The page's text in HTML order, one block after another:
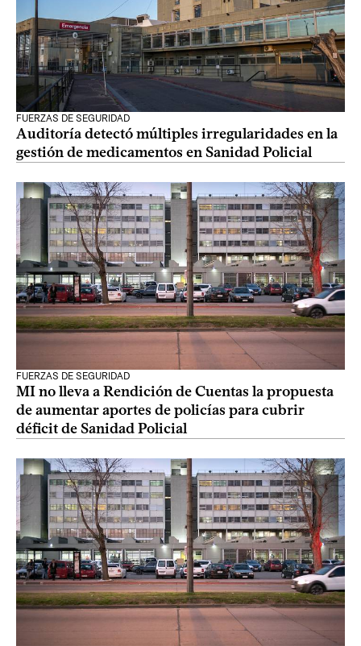
FUERZAS DE SEGURIDAD
Auditoría detectó múltiples irregularidades en la
gestión de medicamentos en Sanidad Policial
FUERZAS DE SEGURIDAD
MI no lleva a Rendición de Cuentas la propuesta
de aumentar aportes de policías para cubrir
déficit de Sanidad Policial